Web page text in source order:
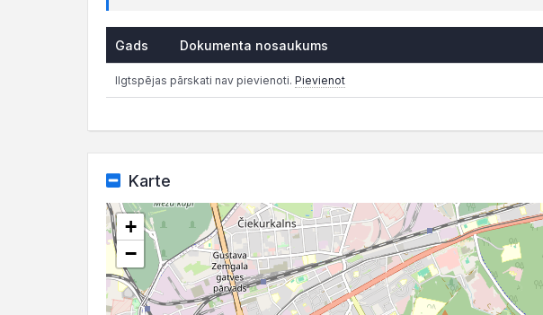
Gads Dokumenta nosaukums
Ilgtspējas pārskati nav pievienoti. Pievienot
Karte
+
−